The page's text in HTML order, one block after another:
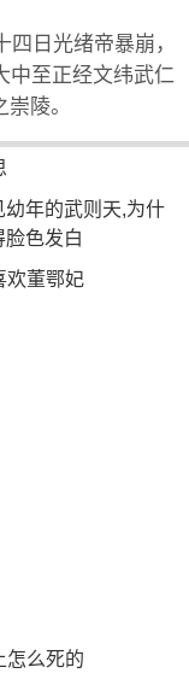
日光绪帝暴崩，
中至正经文纬武仁
陵。
幼年的武则天,为什
脸色发白
欢董鄂妃
怎么死的